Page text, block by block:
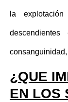
la
¿QUE
EN LOS